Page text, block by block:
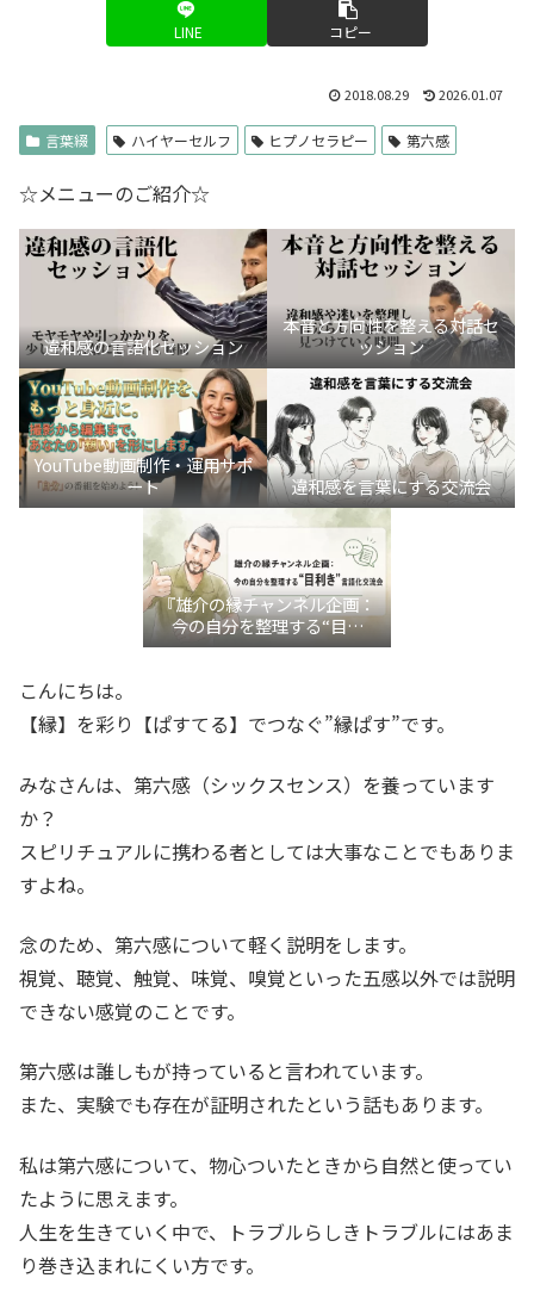
LINE コピー
2018.08.29 2026.01.07
言葉綴 ハイヤーセルフ ヒプノセラピー 第六感
☆メニューのご紹介☆
違和感の言語化セッション
本音と方向性を整える対話セ
ッション
YouTube動画制作・運用サポ
ート
違和感を言葉にする交流会
『雄介の縁チャンネル企画：
今の自分を整理する“目利
き”言語化交流会』
こんにちは。
【縁】を彩り【ぱすてる】でつなぐ”縁ぱす”です。
みなさんは、第六感（シックスセンス）を養っています
か？
スピリチュアルに携わる者としては大事なことでもありま
すよね。
念のため、第六感について軽く説明をします。
視覚、聴覚、触覚、味覚、嗅覚といった五感以外では説明
できない感覚のことです。
第六感は誰しもが持っていると言われています。
また、実験でも存在が証明されたという話もあります。
私は第六感について、物心ついたときから自然と使ってい
たように思えます。
人生を生きていく中で、トラブルらしきトラブルにはあま
り巻き込まれにくい方です。